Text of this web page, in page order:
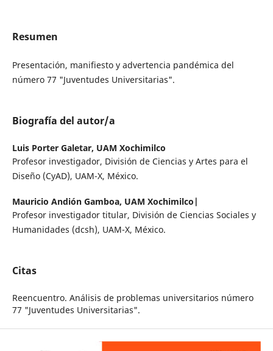
Resumen
Presentación, manifiesto y advertencia pandémica del
número 77 "Juventudes Universitarias".
Biografía del autor/a
Luis Porter Galetar, UAM Xochimilco
Profesor investigador, División de Ciencias y Artes para el
Diseño (CyAD), UAM-X, México.
Mauricio Andión Gamboa, UAM Xochimilco|
Profesor investigador titular, División de Ciencias Sociales y
Humanidades (dcsh), UAM-X, México.
Citas
Reencuentro. Análisis de problemas universitarios número
77 "Juventudes Universitarias".